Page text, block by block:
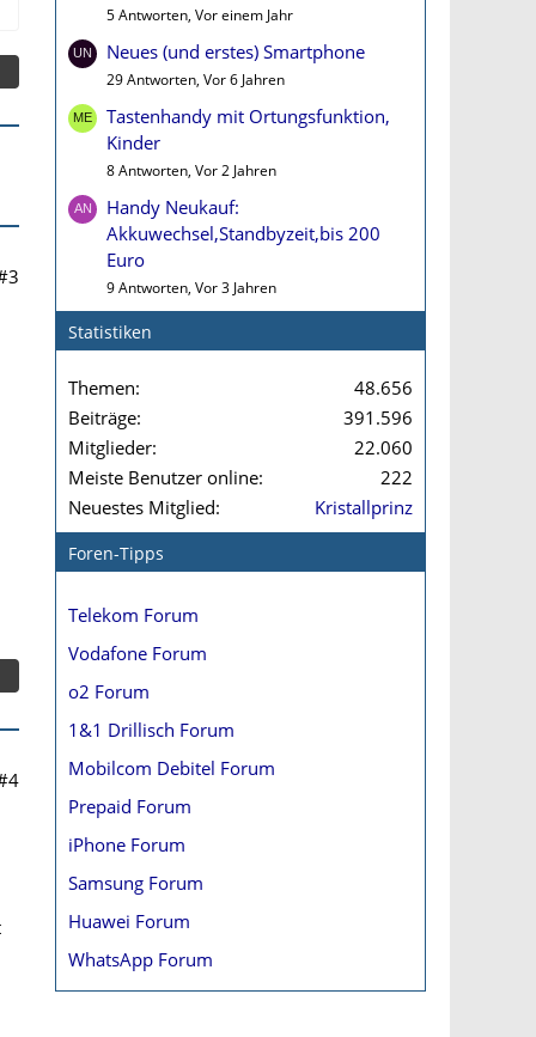
5 Antworten, Vor einem Jahr
Neues (und erstes) Smartphone
29 Antworten, Vor 6 Jahren
Tastenhandy mit Ortungsfunktion,
Kinder
8 Antworten, Vor 2 Jahren
Handy Neukauf:
Akkuwechsel,Standbyzeit,bis 200
Euro
9 Antworten, Vor 3 Jahren
Statistiken
Themen
48.656
Beiträge
391.596
Mitglieder
22.060
Meiste Benutzer online
222
Neuestes Mitglied
Kristallprinz
Foren-Tipps
Telekom Forum
Vodafone Forum
o2 Forum
1&1 Drillisch Forum
Mobilcom Debitel Forum
Prepaid Forum
iPhone Forum
Samsung Forum
Huawei Forum
WhatsApp Forum